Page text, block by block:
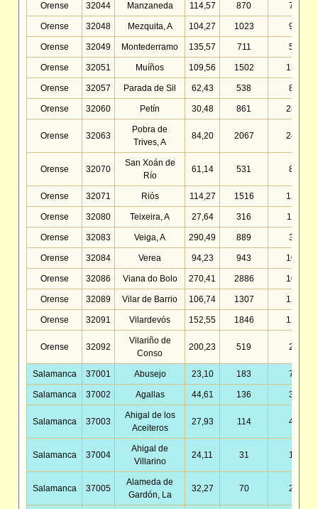
Orense 32044 Manzaneda 114,57 870 7,59
Orense 32048 Mezquita, A 104,27 1023 9,81
Orense 32049 Montederramo 135,57 711 5,24
Orense 32051 Muíños 109,56 1502 13,71
Orense 32057 Parada de Sil 62,43 538 8,62
Orense 32060 Petín 30,48 861 28,25
Orense 32063
Pobra de
Trives, A
84,20 2067 24,55
Orense 32070
San Xoán de
Río
61,14 531 8,68
Orense 32071 Riós 114,27 1516 13,27
Orense 32080 Teixeira, A 27,64 316 11,43
Orense 32083 Veiga, A 290,49 889 3,06
Orense 32084 Verea 94,23 943 10,01
Orense 32086 Viana do Bolo 270,41 2886 10,67
Orense 32089 Vilar de Barrio 106,74 1307 12,24
Orense 32091 Vilardevós 152,55 1846 12,10
Orense 32092
Vilariño de
Conso
200,23 519 2,59
Salamanca 37001 Abusejo 23,10 183 7,92
Salamanca 37002 Agallas 44,61 136 3,05
Salamanca 37003
Ahigal de los
Aceiteros
27,93 114 4,08
Salamanca 37004
Ahigal de
Villarino
24,11 31 1,29
Salamanca 37005
Alameda de
Gardón, La
32,27 70 2,17